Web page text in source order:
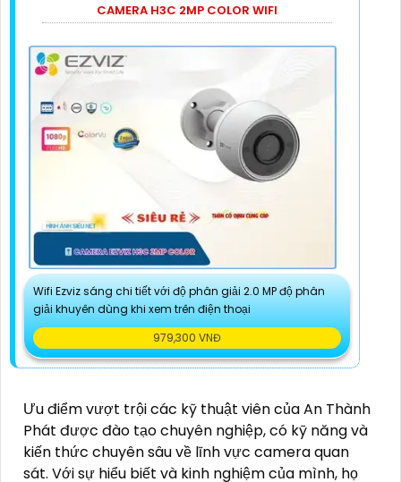
CAMERA H3C 2MP COLOR WIFI
Wifi Ezviz sáng chi tiết với độ phân giải 2.0 MP độ phân
giải khuyên dùng khi xem trên điện thoại
979,300 VNĐ
Ưu điểm vượt trội các kỹ thuật viên của An Thành
Phát được đào tạo chuyên nghiệp, có kỹ năng và
kiến thức chuyên sâu về lĩnh vực camera quan
sát. Với sự hiểu biết và kinh nghiệm của mình, họ